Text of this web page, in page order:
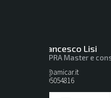
Francesco Lisi
CUPRA Master e
lisi@amicar.it
0805054816